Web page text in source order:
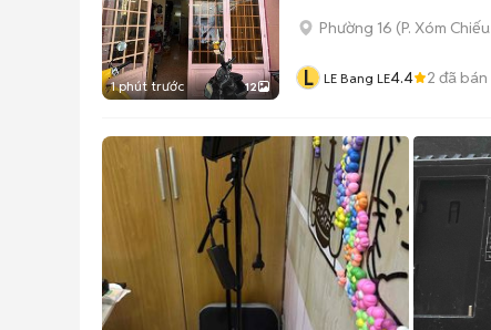
1 phút trước 12
Phường 16 (P. Xóm Chiếu
L LE Bang LE4.4 2 đã bán